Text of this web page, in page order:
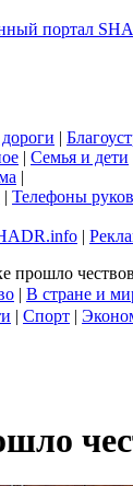
|
| Семья и дети
|
| Телефоны
|
прошло
| В стране и
| Спорт |